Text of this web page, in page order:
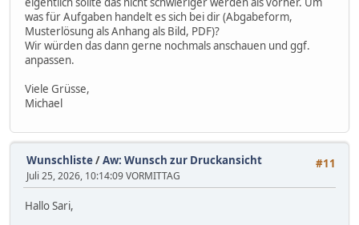
was für Aufgaben handelt es sich bei dir (Abgabeform,
Musterlösung als Anhang als Bild, PDF)?
Wir würden das dann gerne nochmals anschauen und ggf.
anpassen.
Viele Grüsse,
Michael
#11
Wunschliste/Aw: Wunsch zur Druckansicht
Juli 25, 2026, 10:14:09 VORMITTAG
Hallo Sari,